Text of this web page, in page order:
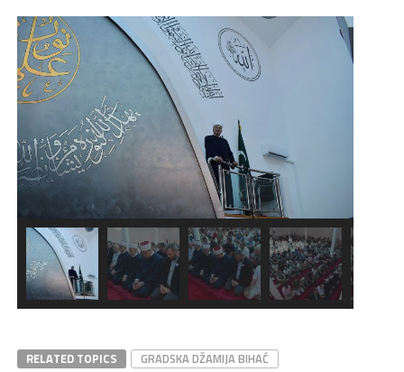
RELATED TOPICS
GRADSKA DŽAMIJA BIHAĆ